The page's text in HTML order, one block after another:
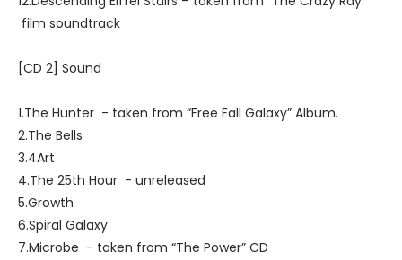
film soundtrack
[CD 2] Sound
1.The Hunter - taken from “Free Fall Galaxy” Album.
2.The Bells
3.4Art
4.The 25th Hour - unreleased
5.Growth
6.Spiral Galaxy
7.Microbe - taken from “The Power” CD